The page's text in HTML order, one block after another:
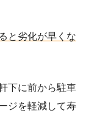
と劣化が早くな
下に前から駐車
ジを軽減して寿